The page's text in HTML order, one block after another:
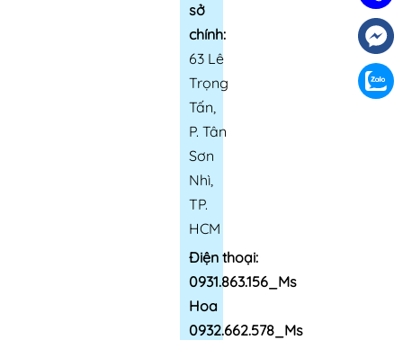
sở
chính:
63 Lê
Trọng
Tấn,
P. Tân
Sơn
Nhì,
TP.
HCM
Điện thoại:
0931.863.156_Ms
Hoa
0932.662.578_Ms